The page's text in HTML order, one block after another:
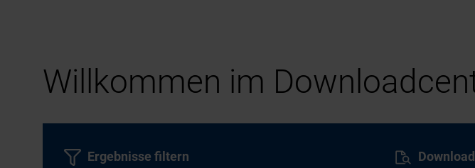
Willkommen im
Ergebnisse filtern